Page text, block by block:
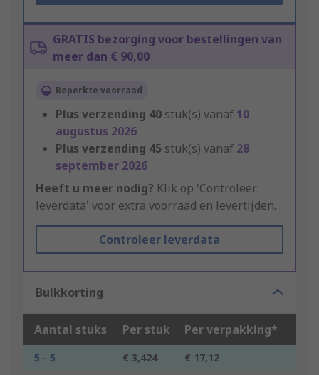
GRATIS bezorging voor bestellingen van
meer dan € 90,00
Beperkte voorraad
Plus verzending 40 stuk(s) vanaf 10
augustus 2026
Plus verzending 45 stuk(s) vanaf 28
september 2026
Heeft u meer nodig? Klik op 'Controleer
leverdata' voor extra voorraad en levertijden.
Controleer leverdata
Bulkkorting
Aantal stuks Per stuk Per verpakking*
5 - 5 € 3,424
€ 17,12